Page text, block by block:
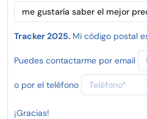
Tracker 2025. Mi código postal
Puedes contactarme por email
o por el teléfono
¡Gracias!